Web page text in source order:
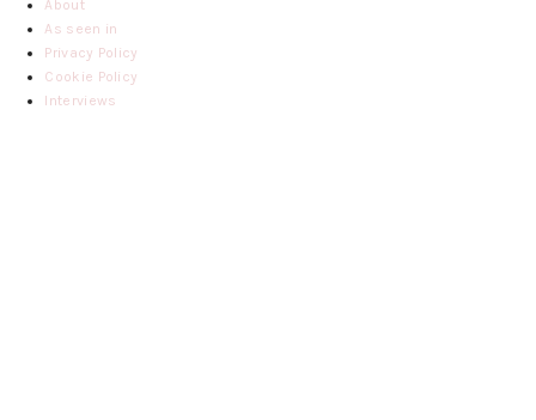
About
As seen in
Privacy Policy
Cookie Policy
Interviews